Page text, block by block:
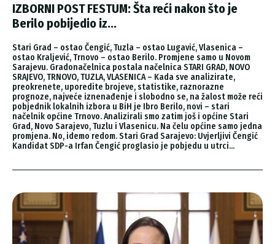
IZBORNI POST FESTUM: Šta reći nakon što je
Berilo pobijedio iz...
Stari Grad – ostao Čengić, Tuzla – ostao Lugavić, Vlasenica –
ostao Kraljević, Trnovo – ostao Berilo. Promjene samo u Novom
Sarajevu. Gradonačelnica postala načelnica STARI GRAD, NOVO
SRAJEVO, TRNOVO, TUZLA, VLASENICA – Kada sve analizirate,
preokrenete, uporedite brojeve, statistike, raznorazne
prognoze, najveće iznenađenje i slobodno se, na žalost može reći
pobjednik lokalnih izbora u BiH je Ibro Berilo, novi – stari
načelnik općine Trnovo. Analizirali smo zatim još i općine Stari
Grad, Novo Sarajevo, Tuzlu i Vlasenicu. Na čelu općine samo jedna
promjena. No, idemo redom. Stari Grad Sarajevo: Uvjerljivi Čengić
Kandidat SDP-a Irfan Čengić proglasio je pobjedu u utrci...